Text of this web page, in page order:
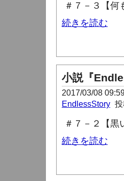
＃７－３【何
続きを読む
小説『
2017/03/08
EndlessStory 投
＃７－２【黒
続きを読む